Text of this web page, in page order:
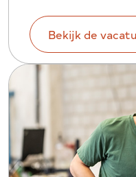
Bekijk de